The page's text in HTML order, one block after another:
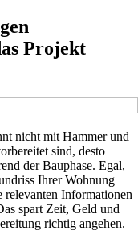
Projekt
nicht mit Hammer und
sind, desto
der Bauphase. Egal,
Ihrer Wohnung
relevanten Informationen
spart Zeit, Geld und
richtig angehen.